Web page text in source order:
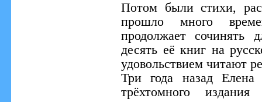
Потом были стихи,
прошло много
продолжает сочинять
десять её книг на
удовольствием читают
Три года назад Елена
трёхтомного